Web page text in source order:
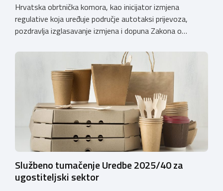
Hrvatska obrtnička komora, kao inicijator izmjena
regulative koja uređuje područje autotaksi prijevoza,
pozdravlja izglasavanje izmjena i dopuna Zakona o
Komora upozorava na sve manjkavosti koje je donijela
potpuna liberalizacija taksi tržišta tako da ove izmjene
predstavljaju važan iskorak prema uređenijem tržištu,
sigurnijem prijevozu putnika i stvaranju pravednijih uvjeta
Službeno tumačenje Uredbe 2025/40 za
ugostiteljski sektor